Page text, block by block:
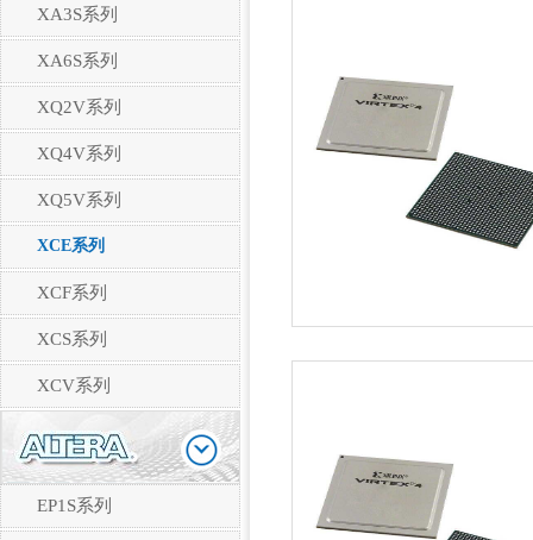
XA3S系列
XA6S系列
XQ2V系列
XQ4V系列
XQ5V系列
XCE系列
XCF系列
XCS系列
XCV系列
EP1S系列